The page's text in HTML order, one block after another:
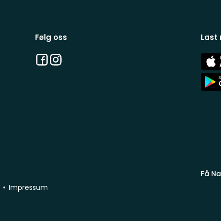
Følg oss
Facebook
Instagram
Last
App
Store
App
Store
Få
Impressum